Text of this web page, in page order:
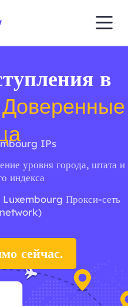
в
IPs
уровня города, штата и
индекса
Luxembourg Прокси-сеть
сейчас.